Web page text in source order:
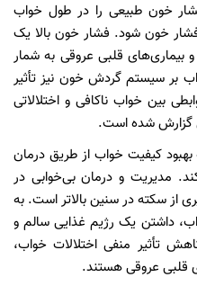
خون طبیعی را در طول خواب
خون شود. فشار خون بالا یک
بیماری‌های قلبی عروقی به شمار
بر سیستم گردش خون نیز تأثیر
بین خواب ناکافی و اختلالاتی
گزارش شده است.
کیفیت خواب از طریق درمان
مدیریت و درمان بی‌خوابی در
از سکته در سنین بالاتر است. به
داشتن یک رژیم غذایی سالم و
تأثیر منفی اختلالات خواب،
عروقی هستند.